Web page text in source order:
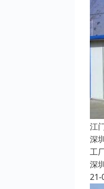
江
深
工
深
21-